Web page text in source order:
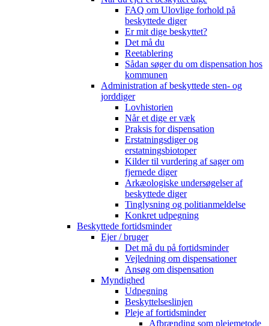
FAQ om Ulovlige forhold på
beskyttede diger
Er mit dige beskyttet?
Det må du
Reetablering
Sådan søger du om dispensation hos
kommunen
Administration af beskyttede sten- og
jorddiger
Lovhistorien
Når et dige er væk
Praksis for dispensation
Erstatningsdiger og
erstatningsbiotoper
Kilder til vurdering af sager om
fjernede diger
Arkæologiske undersøgelser af
beskyttede diger
Tinglysning og politianmeldelse
Konkret udpegning
Beskyttede fortidsminder
Ejer / bruger
Det må du på fortidsminder
Vejledning om dispensationer
Ansøg om dispensation
Myndighed
Udpegning
Beskyttelseslinjen
Pleje af fortidsminder
Afbrænding som plejemetode